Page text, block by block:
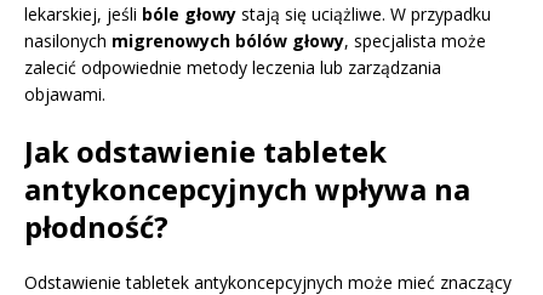
lekarskiej, jeśli bóle głowy stają się uciążliwe. W przypadku
nasilonych migrenowych bólów głowy, specjalista może
zalecić odpowiednie metody leczenia lub zarządzania
objawami.
Jak odstawienie tabletek
antykoncepcyjnych wpływa na
płodność?
Odstawienie tabletek antykoncepcyjnych może mieć znaczący